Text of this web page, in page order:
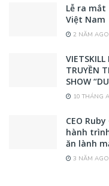
Lễ ra
Việt Nam
2 NĂM AGO
TRUYỀN
SHOW
10 THÁNG
CEO
hành
ăn lành
3 NĂM AGO